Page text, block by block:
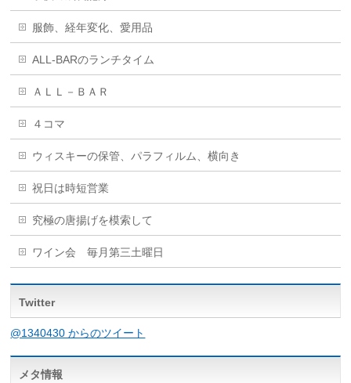
服飾、経年変化、愛用品
ALL-BARのランチタイム
ＡＬＬ－ＢＡＲ
４コマ
ウィスキーの保管、パラフィルム、横向き
祝日は時短営業
究極の唐揚げを模索して
ワイン会 毎月第三土曜日
Twitter
@1340430 からのツイート
メタ情報